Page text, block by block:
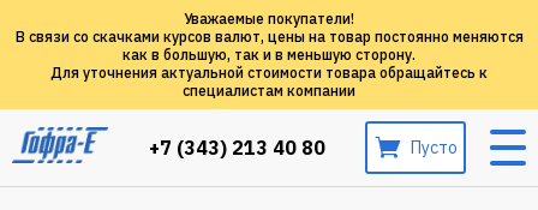
Уважаемые покупатели!
В связи со скачками курсов валют, цены на товар постоянно меняются
как в большую, так и в меньшую сторону.
Для уточнения актуальной стоимости товара обращайтесь к
специалистам компании
+7 (343) 213 40 80 Пусто